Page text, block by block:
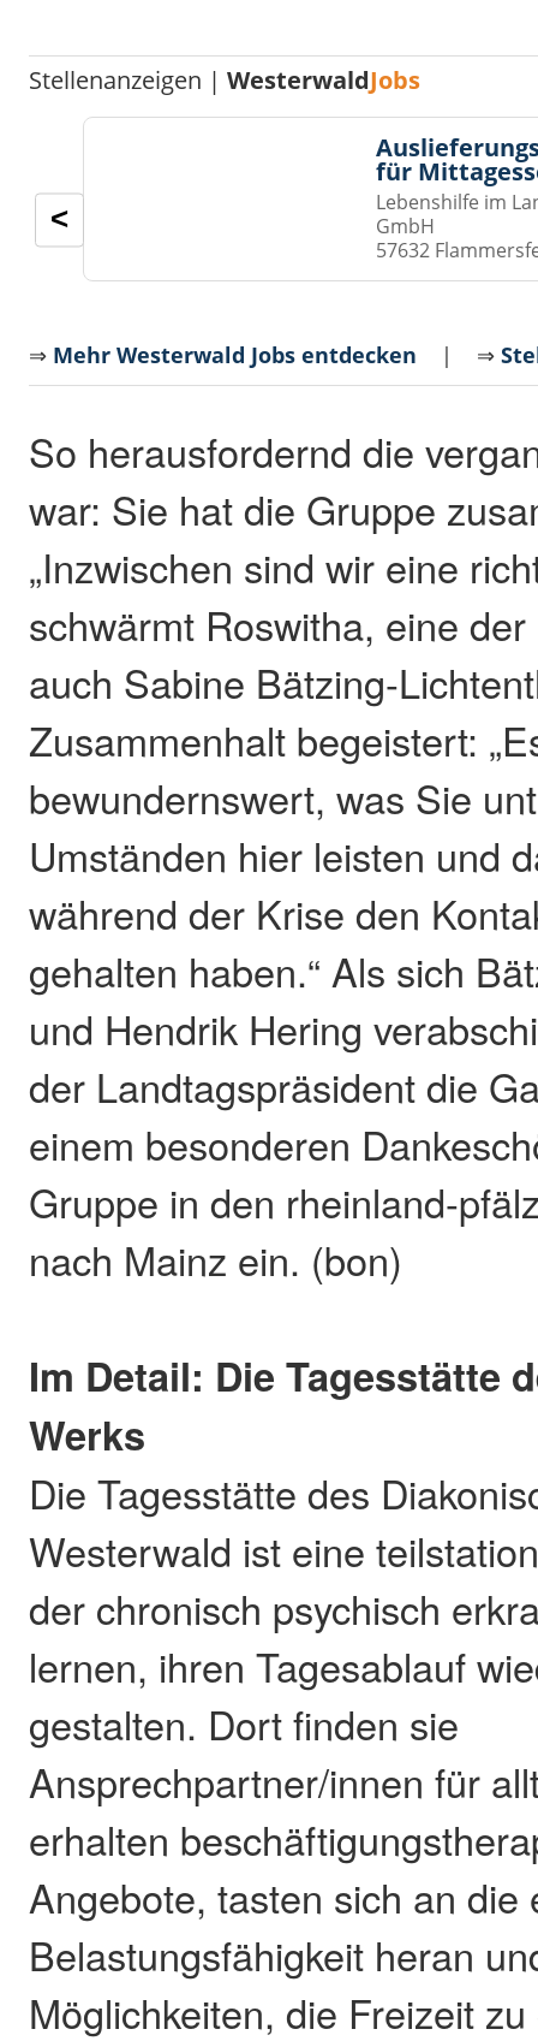
Stellenanzeigen |WesterwaldJobs
für
Lebenshilfe im
GmbH
57632
<
⇒ Mehr Westerwald Jobs entdecken | ⇒
So herausfordernd die
war: Sie hat die Gruppe
„Inzwischen sind wir eine
schwärmt Roswitha, eine
auch Sabine Bätzing-
Zusammenhalt begeistert:
bewundernswert, was Sie
Umständen hier leisten und
während der Krise den
gehalten haben.“ Als sich
und Hendrik Hering
der Landtagspräsident die
einem besonderen
Gruppe in den rheinland-
nach Mainz ein. (bon)
Im Detail: Die Tagesstätte
Werks
Die Tagesstätte des
Westerwald ist eine
der chronisch psychisch
lernen, ihren Tagesablauf
gestalten. Dort finden sie
Ansprechpartner/innen für
erhalten
Angebote, tasten sich an die
Belastungsfähigkeit heran
Möglichkeiten, die Freizeit